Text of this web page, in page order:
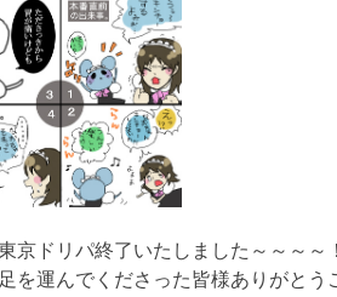
京ドリパ終了いたしました～～～～
を運んでくださった皆様ありがとう